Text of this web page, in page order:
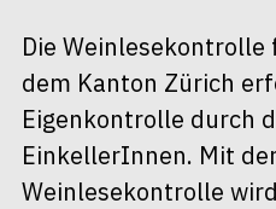
Die Weinlesekontrolle
dem Kanton Zürich
Eigenkontrolle durch
EinkellerInnen. Mit
Weinlesekontrolle